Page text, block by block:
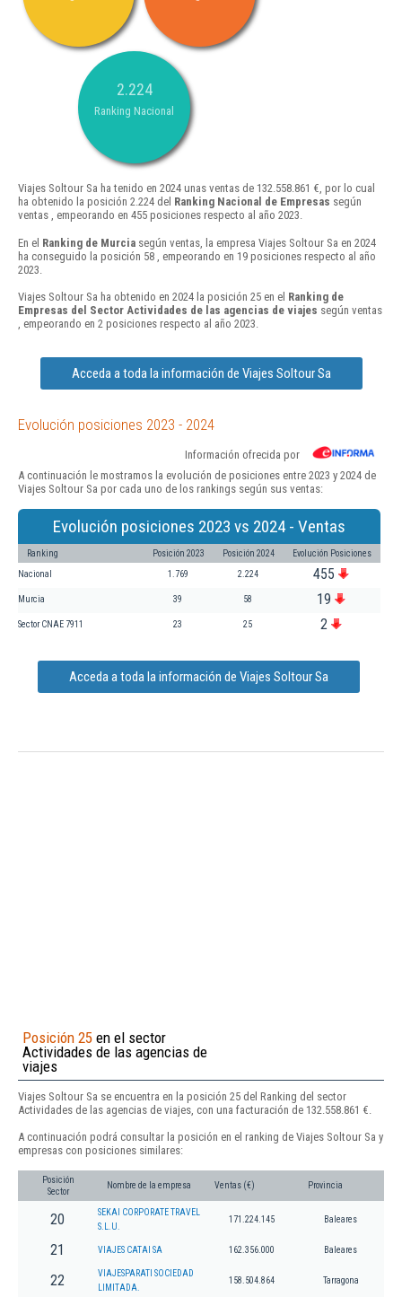
2.224
Ranking Nacional
Viajes Soltour Sa ha tenido en 2024 unas ventas de 132.558.861 €, por lo cual
ha obtenido la posición 2.224 del Ranking Nacional de Empresas según
ventas , empeorando en 455 posiciones respecto al año 2023.
En el Ranking de Murcia según ventas, la empresa Viajes Soltour Sa en 2024
ha conseguido la posición 58 , empeorando en 19 posiciones respecto al año
2023.
Viajes Soltour Sa ha obtenido en 2024 la posición 25 en el Ranking de
Empresas del Sector Actividades de las agencias de viajes según ventas
, empeorando en 2 posiciones respecto al año 2023.
Acceda a toda la información de Viajes Soltour Sa
Evolución posiciones 2023 - 2024
Información ofrecida por
A continuación le mostramos la evolución de posiciones entre 2023 y 2024 de
Viajes Soltour Sa por cada uno de los rankings según sus ventas:
Evolución posiciones 2023 vs 2024 - Ventas
Ranking Posición 2023 Posición 2024 Evolución Posiciones
Nacional 1.769 2.224 455
Murcia 39 58 19
Sector CNAE 7911 23 25 2
Acceda a toda la información de Viajes Soltour Sa
Posición 25 en el sector
Actividades de las agencias de
viajes
Viajes Soltour Sa se encuentra en la posición 25 del Ranking del sector
Actividades de las agencias de viajes, con una facturación de 132.558.861 €.
A continuación podrá consultar la posición en el ranking de Viajes Soltour Sa y
empresas con posiciones similares:
Posición
Sector
Nombre de la empresa Ventas (€) Provincia
20
SEKAI CORPORATE TRAVEL
S.L.U.
171.224.145 Baleares
21 VIAJES CATAI SA 162.356.000 Baleares
22
VIAJESPARATI SOCIEDAD
LIMITADA.
158.504.864 Tarragona